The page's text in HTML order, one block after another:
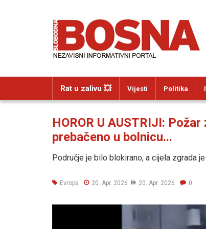
Rat u zalivu 💥 Vijesti Politika
HOROR U AUSTRIJI:
prebačeno u bolnicu...
Područje je bilo blokirano, a cijela zgrada je
Evropa 20. Apr. 2026 20. Apr. 2026 0